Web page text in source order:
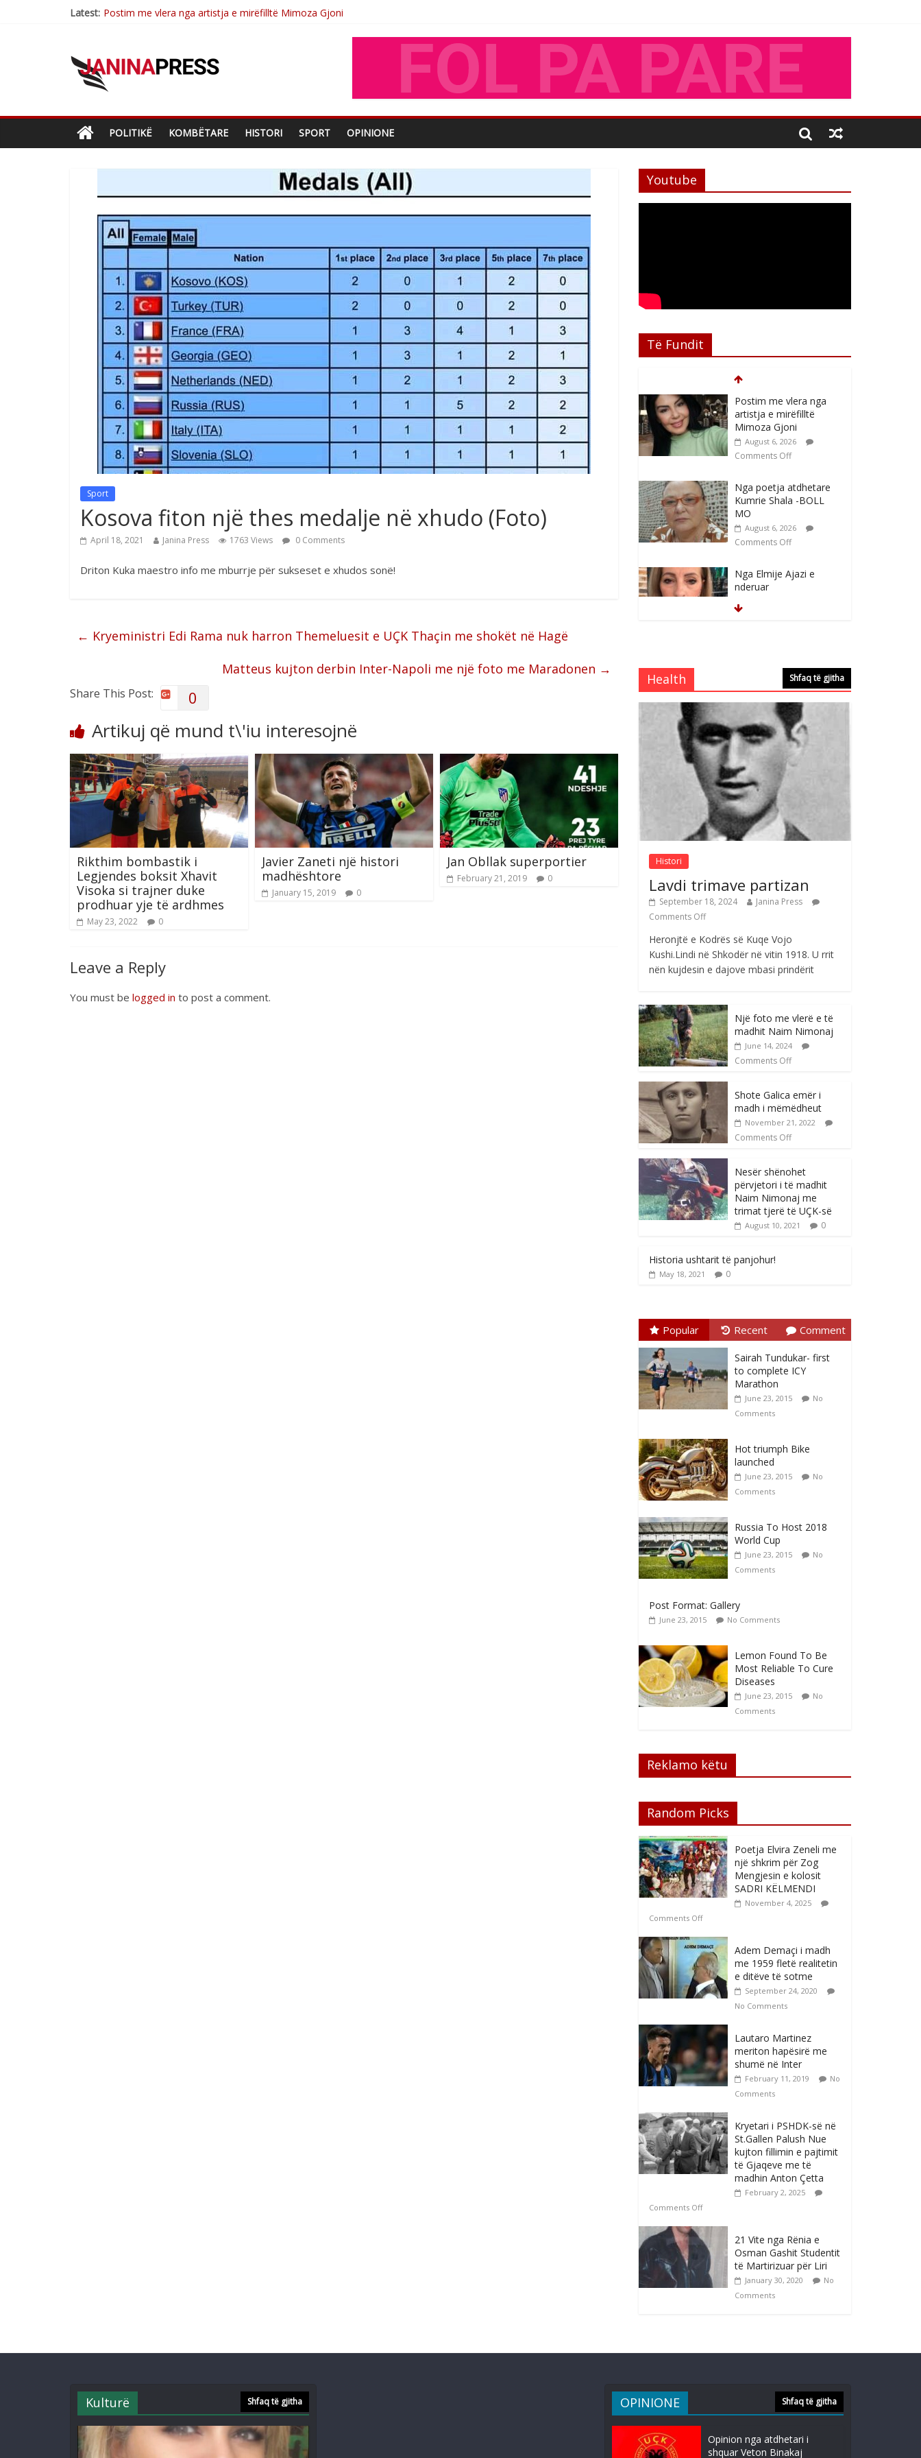
Latest: Postim me vlera nga artistja e mirëfilltë Mimoza Gjoni
Brahim Çekaj njē veprimtar i respektuar i çeshtjës kombëtare
Sulm , pse të dua ty
POLITIKË KOMBËTARE HISTORI SPORT OPINIONE
Sport
Kosova fiton një thes medalje në xhudo (Foto)
April 18, 2021 Janina Press 1763 Views 0 Comments
Driton Kuka maestro info me mburrje për sukseset e xhudos sonë!
← Kryeministri Edi Rama nuk harron Themeluesit e UÇK Thaçin me shokët në Hagë
Matteus kujton derbin Inter-Napoli me një foto me Maradonen →
Share This Post: 0
Artikuj që mund t\'iu interesojnë
Rikthim bombastik i
Legjendes boksit Xhavit
Visoka si trajner duke
prodhuar yje të ardhmes
May 23, 2022 0
Javier Zaneti një histori
madhështore
January 15, 2019 0
Jan Obllak superportier
February 21, 2019 0
Leave a Reply
You must be logged in to post a comment.
Youtube
Të Fundit
Postim me vlera nga
Mimoza Gjoni
August 6, 2026
Comments Off
MO
August 6, 2026
Comments Off
August 5, 2026
Comments Off
August 5, 2026
Comments Off
Çlirimtari Mentor
Mushkolaj nderohet me
mirenjohje nga Xhevdet
Qeriqi Dega e
invalidëve në Fushë
Kosovë
August 4, 2026 Comments Off
Sulm , pse të dua ty
August 8, 2026
Health Shfaq të gjitha
Histori
Lavdi trimave partizan
September 18, 2024
Janina Press
Comments Off
Heronjtë e Kodrës së Kuqe Vojo
Kushi.Lindi në Shkodër në vitin 1918. U rrit
nën kujdesin e dajove mbasi prindërit
Një foto me vlerë e të
madhit Naim Nimonaj
June 14, 2024
Comments Off
Shote Galica emër i
madh i mëmëdheut
November 21, 2022
Comments Off
Nesër shënohet
përvjetori i të madhit
Naim Nimonaj me
trimat tjerë të UÇK-së
August 10, 2021 0
Historia ushtarit të panjohur!
May 18, 2021 0
Popular Recent Comment
Sairah Tundukar- first
to complete ICY
Marathon
June 23, 2015
No
Comments
Hot triumph Bike
launched
June 23, 2015
No
Comments
Russia To Host 2018
World Cup
June 23, 2015
No
Comments
Post Format: Gallery
June 23, 2015 No Comments
Lemon Found To Be
Most Reliable To Cure
Diseases
June 23, 2015
No
Comments
Reklamo këtu
Random Picks
Poetja Elvira Zeneli me
një shkrim për Zog
Mengjesin e kolosit
SADRI KËLMENDI
November 4, 2025
Comments Off
Adem Demaçi i madh
me 1959 fletë realitetin
e ditëve të sotme
September 24, 2020
No Comments
Lautaro Martinez
meriton hapësirë me
shumë në Inter
February 11, 2019
No
Comments
Kryetari i PSHDK-së në
St.Gallen Palush Nue
kujton fillimin e pajtimit
të Gjaqeve me të
madhin Anton Çetta
February 2, 2025
Comments Off
21 Vite nga Rënia e
Osman Gashit Studentit
të Martirizuar për Liri
January 30, 2020
No
Comments
Kulturë Shfaq të gjitha OPINIONE Shfaq të gjitha
Opinion nga atdhetari i
shquar Veton Binakaj